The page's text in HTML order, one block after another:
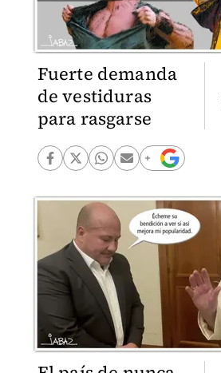
Fuerte demanda
de vestiduras
para rasgarse